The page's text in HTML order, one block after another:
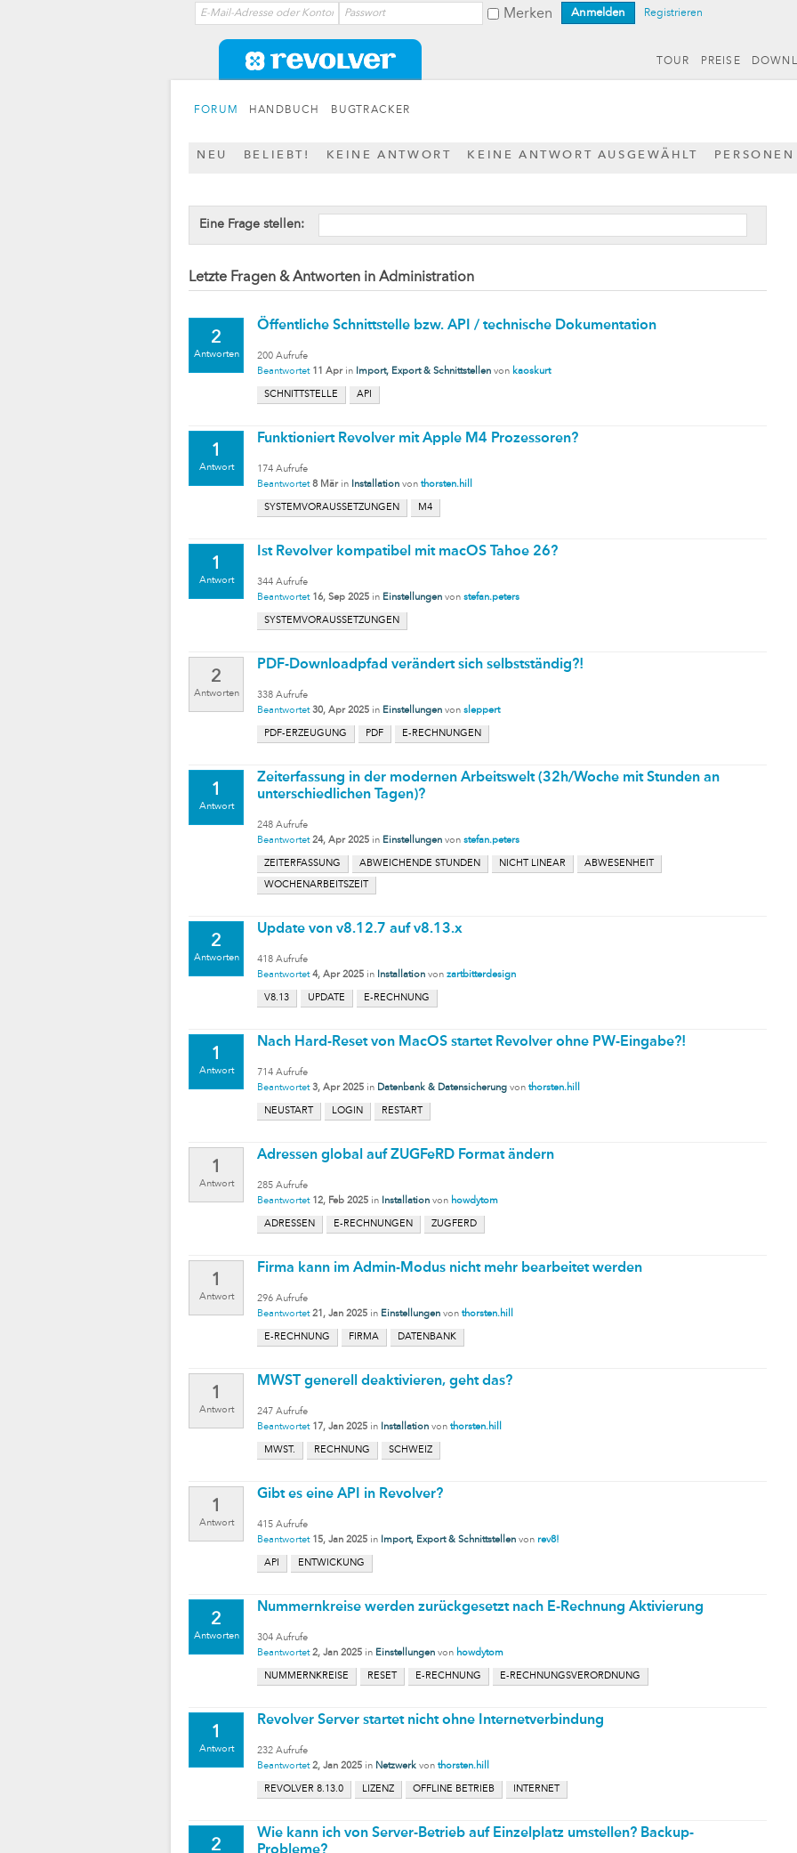
Merken Registrieren
TOUR PREISE
FORUM HANDBUCH BUGTRACKER
NEU BELIEBT! KEINE ANTWORT KEINE ANTWORT AUSGEWÄHLT PERSONEN
Eine Frage stellen:
Letzte Fragen & Antworten in Administration
2
Antworten
Öffentliche Schnittstelle bzw. API / technische Dokumentation
200 Aufrufe
Beantwortet 11 Apr in Import, Export & Schnittstellen von kaoskurt
SCHNITTSTELLE API
1
Antwort
Funktioniert Revolver mit Apple M4 Prozessoren?
174 Aufrufe
Beantwortet 8 Mär in Installation von thorsten.hill
SYSTEMVORAUSSETZUNGEN M4
1
Antwort
Ist Revolver kompatibel mit macOS Tahoe 26?
344 Aufrufe
Beantwortet 16, Sep 2025 in Einstellungen von stefan.peters
SYSTEMVORAUSSETZUNGEN
2
Antworten
PDF-Downloadpfad verändert sich selbstständig?!
338 Aufrufe
Beantwortet 30, Apr 2025 in Einstellungen von sleppert
PDF-ERZEUGUNG PDF E-RECHNUNGEN
1
Antwort
Zeiterfassung in der modernen Arbeitswelt (32h/Woche mit Stunden an
unterschiedlichen Tagen)?
248 Aufrufe
Beantwortet 24, Apr 2025 in Einstellungen von stefan.peters
ZEITERFASSUNG ABWEICHENDE STUNDEN NICHT LINEAR ABWESENHEIT
WOCHENARBEITSZEIT
2
Antworten
Update von v8.12.7 auf v8.13.x
418 Aufrufe
Beantwortet 4, Apr 2025 in Installation von zartbitterdesign
V8.13 UPDATE E-RECHNUNG
1
Antwort
Nach Hard-Reset von MacOS startet Revolver ohne PW-Eingabe?!
714 Aufrufe
Beantwortet 3, Apr 2025 in Datenbank & Datensicherung von thorsten.hill
NEUSTART LOGIN RESTART
1
Antwort
Adressen global auf ZUGFeRD Format ändern
285 Aufrufe
Beantwortet 12, Feb 2025 in Installation von howdytom
ADRESSEN E-RECHNUNGEN ZUGFERD
1
Antwort
Firma kann im Admin-Modus nicht mehr bearbeitet werden
296 Aufrufe
Beantwortet 21, Jan 2025 in Einstellungen von thorsten.hill
E-RECHNUNG FIRMA DATENBANK
1
Antwort
MWST generell deaktivieren, geht das?
247 Aufrufe
Beantwortet 17, Jan 2025 in Installation von thorsten.hill
MWST. RECHNUNG SCHWEIZ
1
Antwort
Gibt es eine API in Revolver?
415 Aufrufe
Beantwortet 15, Jan 2025 in Import, Export & Schnittstellen von rev8!
API ENTWICKUNG
2
Antworten
Nummernkreise werden zurückgesetzt nach E-Rechnung Aktivierung
304 Aufrufe
Beantwortet 2, Jan 2025 in Einstellungen von howdytom
NUMMERNKREISE RESET E-RECHNUNG E-RECHNUNGSVERORDNUNG
1
Antwort
Revolver Server startet nicht ohne Internetverbindung
232 Aufrufe
Beantwortet 2, Jan 2025 in Netzwerk von thorsten.hill
REVOLVER 8.13.0 LIZENZ OFFLINE BETRIEB INTERNET
2
Wie kann ich von Server-Betrieb auf Einzelplatz umstellen? Backup-